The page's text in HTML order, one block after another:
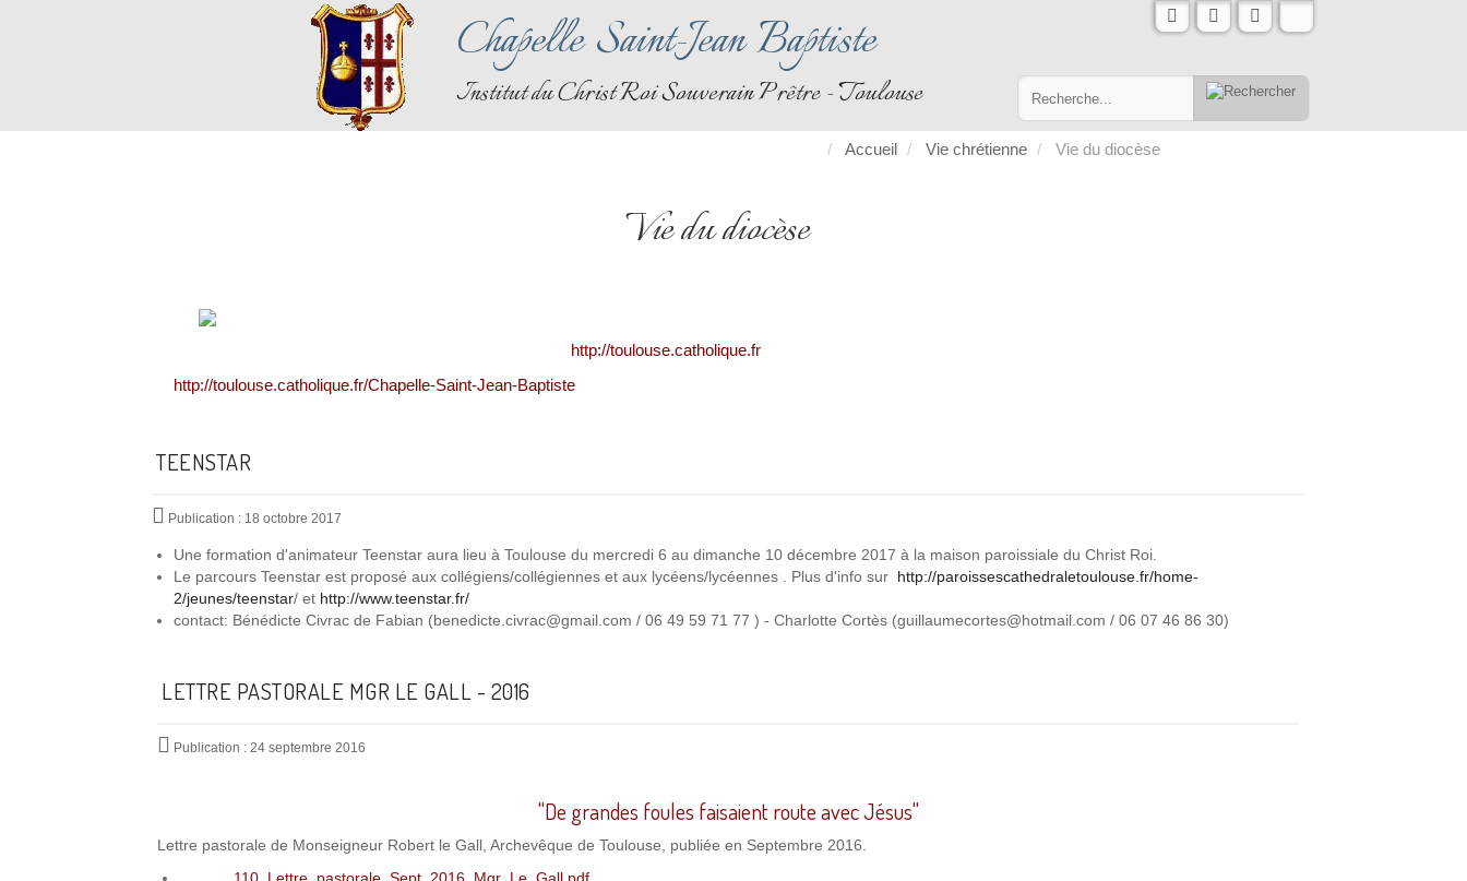
Chapelle Saint-Jean Baptiste
Institut du Christ Roi Souverain Prêtre - Toulouse
Accueil Vie chrétienne Vie du diocèse
Vie du diocèse
http://toulouse.catholique.fr
http://toulouse.catholique.fr/Chapelle-Saint-Jean-Baptiste
TEENSTAR
Publication : 18 octobre 2017
Une formation d'animateur Teenstar aura lieu à Toulouse du mercredi 6 au dimanche 10 décembre 2017 à la maison paroissiale du Christ Roi.
Le parcours Teenstar est proposé aux collégiens/collégiennes et aux lycéens/lycéennes . Plus d'info sur
http://paroissescathedraletoulouse.fr/home-
2/jeunes/teenstar/ et http://www.teenstar.fr/
contact: Bénédicte Civrac de Fabian (benedicte.civrac@gmail.com / 06 49 59 71 77 ) - Charlotte Cortès (guillaumecortes@hotmail.com / 06 07 46 86 30)
LETTRE PASTORALE MGR LE GALL - 2016
Publication : 24 septembre 2016
"De grandes foules faisaient route avec Jésus"
Lettre pastorale de Monseigneur Robert le Gall, Archevêque de Toulouse, publiée en Septembre 2016.